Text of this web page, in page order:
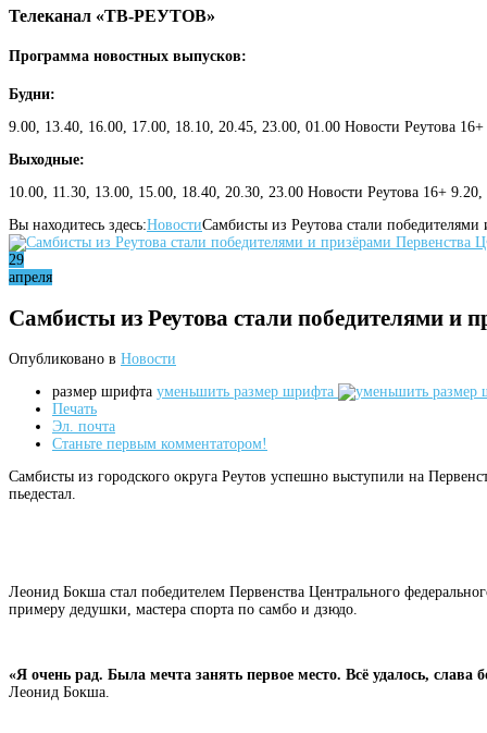
Телеканал «ТВ-РЕУТОВ»
Программа новостных выпусков:
Будни:
9.00, 13.40, 16.00, 17.00, 18.10, 20.45, 23.00, 01.00 Новости Реутова
Выходные:
10.00, 11.30, 13.00, 15.00, 18.40, 20.30, 23.00 Новости Реутова 16+
Вы находитесь здесь:НовостиСамбисты из Реутова стали
29
апреля
Самбисты из Реутова стали победителями и
Опубликовано в Новости
размер шрифта уменьшить размер шрифта
Печать
Эл. почта
Станьте первым комментатором!
Самбисты из городского округа Реутов успешно выступили на
пьедестал.
Леонид Бокша стал победителем Первенства Центрального
примеру дедушки, мастера спорта по самбо и дзюдо.
«Я очень рад. Была мечта занять первое место. Всё удалось, слава
Леонид Бокша.